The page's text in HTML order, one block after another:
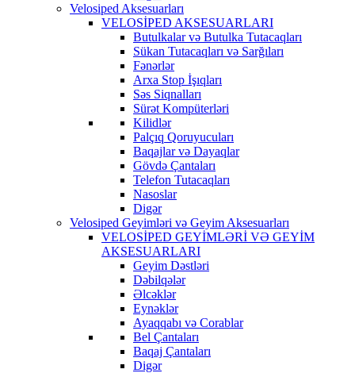
Velosiped Aksesuarları
VELOSİPED AKSESUARLARI
Butulkalar və Butulka Tutacaqları
Sükan Tutacaqları və Sarğıları
Fənərlər
Arxa Stop İşıqları
Səs Siqnalları
Sürət Kompüterləri
Kilidlər
Palçıq Qoruyucuları
Baqajlar və Dayaqlar
Gövdə Çantaları
Telefon Tutacaqları
Nasoslar
Digər
Velosiped Geyimləri və Geyim Aksesuarları
VELOSİPED GEYİMLƏRİ VƏ GEYİM
AKSESUARLARI
Geyim Dəstləri
Dəbilqələr
Əlcəklər
Eynəklər
Ayaqqabı və Corablar
Bel Çantaları
Baqaj Çantaları
Digər